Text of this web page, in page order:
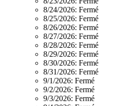
8/24/2026: Fermé
8/25/2026: Fermé
8/26/2026: Fermé
8/27/2026: Fermé
8/28/2026: Fermé
8/29/2026: Fermé
8/30/2026: Fermé
8/31/2026: Fermé
9/1/2026: Fermé
9/2/2026: Fermé
9/3/2026: Fermé